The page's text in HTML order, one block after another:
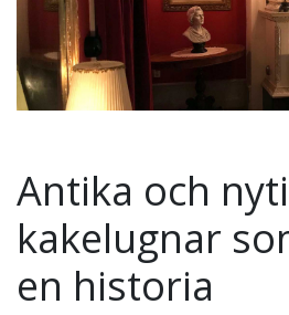
Antika och
kakelugnar
en historia